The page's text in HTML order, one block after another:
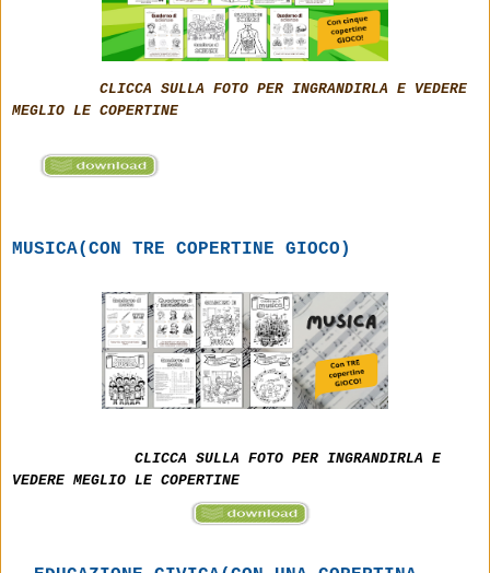
CLICCA SULLA FOTO PER INGRANDIRLA E VEDERE
MEGLIO LE COPERTINE
MUSICA(CON TRE COPERTINE GIOCO)
CLICCA SULLA FOTO PER INGRANDIRLA E
VEDERE MEGLIO LE COPERTINE